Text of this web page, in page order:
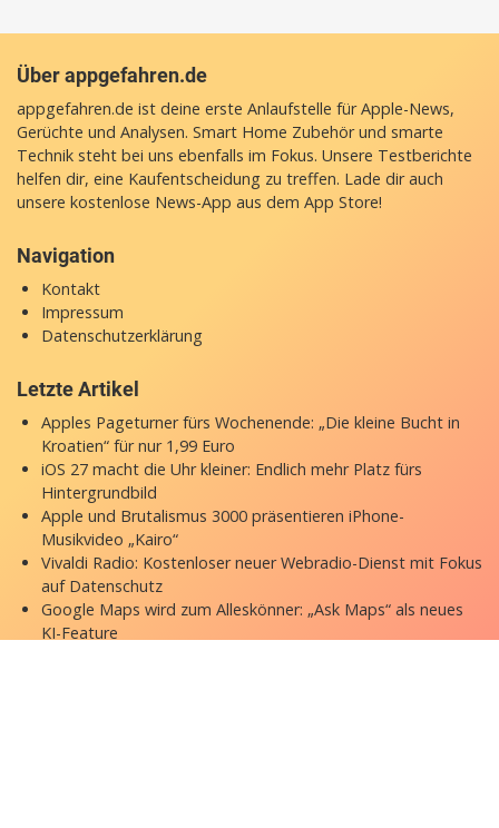
Über appgefahren.de
appgefahren.de ist deine erste Anlaufstelle für Apple-News,
Gerüchte und Analysen. Smart Home Zubehör und smarte
Technik steht bei uns ebenfalls im Fokus. Unsere Testberichte
helfen dir, eine Kaufentscheidung zu treffen. Lade dir auch
unsere kostenlose News-App aus dem App Store!
Navigation
Kontakt
Impressum
Datenschutzerklärung
Letzte Artikel
Apples Pageturner fürs Wochenende: „Die kleine Bucht in
Kroatien“ für nur 1,99 Euro
iOS 27 macht die Uhr kleiner: Endlich mehr Platz fürs
Hintergrundbild
Apple und Brutalismus 3000 präsentieren iPhone-
Musikvideo „Kairo“
Vivaldi Radio: Kostenloser neuer Webradio-Dienst mit Fokus
auf Datenschutz
Google Maps wird zum Alleskönner: „Ask Maps“ als neues
KI-Feature